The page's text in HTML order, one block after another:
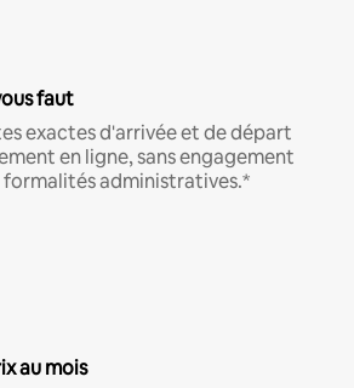
faut
exactes d'arrivée et de départ
en ligne, sans engagement
administratives.*
au mois